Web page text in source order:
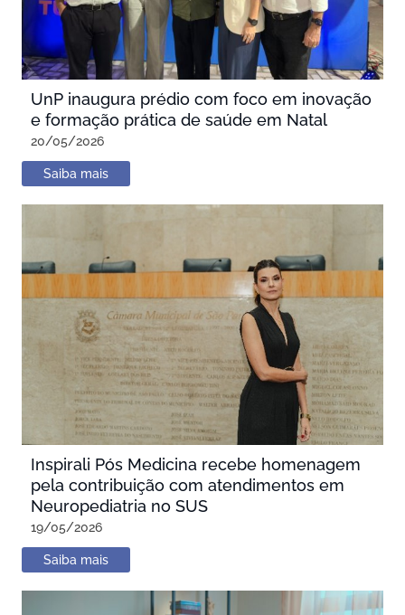
UnP inaugura prédio com foco em inovação
e formação prática de saúde em Natal
20/05/2026
Saiba mais
Inspirali Pós Medicina recebe homenagem
pela contribuição com atendimentos em
Neuropediatria no SUS
19/05/2026
Saiba mais